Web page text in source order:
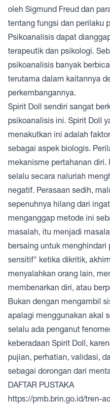
oleh Sigmund Freud dan
tentang fungsi dan perilaku
Psikoanalisis dapat
terapeutik dan psikologi.
psikoanalisis banyak
terutama dalam kaitannya
perkembangannya.
Spirit Doll sendiri sangat
psikoanalisis ini. Spirit Doll
menakutkan ini adalah
sebagai aspek biologis.
mekanisme pertahanan diri.
selalu secara naluriah
negatif. Perasaan sedih,
sepenuhnya hilang dari
menganggap metode ini
masalah, itu menjadi
bersaing untuk
sensitif" ketika dikritik,
menyalahkan orang lain,
membenarkan diri, atau
Bukan dengan mengambil
apalagi menggunakan akal
selalu ada penganut
keberadaan Spirit Doll,
pujian, perhatian, validasi,
sebagai dorongan dari
DAFTAR PUSTAKA
https://pmb.brin.go.id/tren-